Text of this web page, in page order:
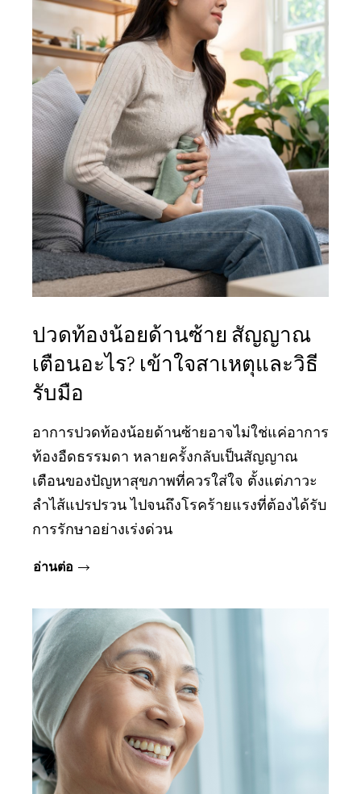
ปวดท้องน้อยด้านซ้าย สัญญาณ
เตือนอะไร? เข้าใจสาเหตุและวิธี
รับมือ
อาการปวดท้องน้อยด้านซ้ายอาจไม่ใช่แค่อาการ
ท้องอืดธรรมดา หลายครั้งกลับเป็นสัญญาณ
เตือนของปัญหาสุขภาพที่ควรใส่ใจ ตั้งแต่ภาวะ
ลำไส้แปรปรวน ไปจนถึงโรคร้ายแรงที่ต้องได้รับ
การรักษาอย่างเร่งด่วน
อ่านต่อ